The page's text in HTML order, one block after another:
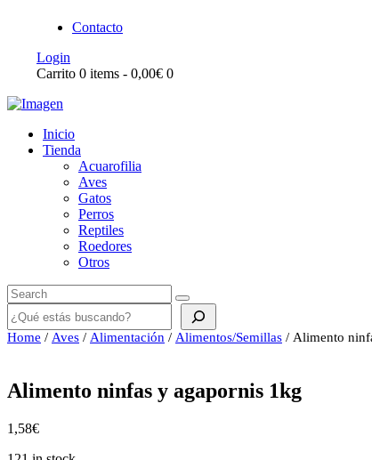
Contacto
Login
Carrito 0 items - 0,00€ 0
Inicio
Tienda
Acuarofilia
Aves
Gatos
Perros
Reptiles
Roedores
Otros
Buscar
Home / Aves / Alimentación / Alimentos/Semillas / Alimento
Alimento ninfas y agapornis 1kg
1,58€